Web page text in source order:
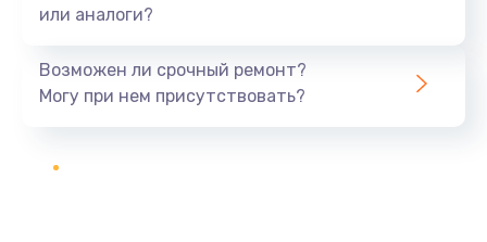
или аналоги?
Возможен ли срочный ремонт?
Могу при нем присутствовать?